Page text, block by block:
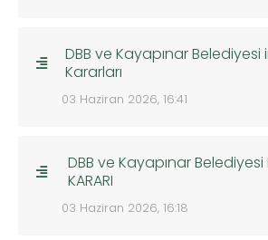
DBB ve Kayapınar Belediyesi
Kararları
03 Haziran 2026, 16:41
DBB ve Kayapınar Belediyesi
KARARI
03 Haziran 2026, 16:18